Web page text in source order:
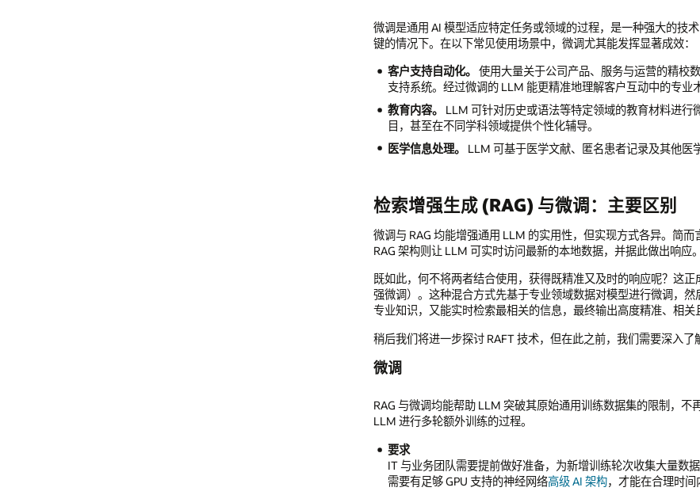
微调是通用 AI 模型适应特定任务或领域的过程，是一种强大的技
键的情况下。在以下常见使用场景中，微调尤其能发挥显著成效：
客户支持自动化。 使用大量关于公司产品、服务与运营的精校
支持系统。经过微调的 LLM 能更精准地理解客户互动中的专业
教育内容。
LLM 可针对历史或语法等特定领域的教育材料进
目，甚至在不同学科领域提供个性化辅导。
医学信息处理。
LLM 可基于医学文献、匿名患者记录及其他医
检索增强生成 (RAG) 与微调：主要区别
微调与 RAG 均能增强通用 LLM 的实用性，但实现方式各异。简
RAG 架构则让 LLM 可实时访问最新的本地数据，并据此做出响应。
既如此，何不将两者结合使用，获得既精准又及时的响应呢？这
强微调）。这种混合方式先基于专业领域数据对模型进行微调，
专业知识，又能实时检索最相关的信息，最终输出高度精准、相关
稍后我们将进一步探讨 RAFT 技术，但在此之前，我们需要深入了
微调
RAG 与微调均能帮助 LLM 突破其原始通用训练数据集的限制，
LLM 进行多轮额外训练的过程。
要求
IT 与业务团队需要提前做好准备，为新增训练轮次收集大量数
需要有足够 GPU 支持的神经网络高级 AI 架构，才能在合理时间